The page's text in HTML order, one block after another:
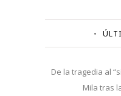
De la tragedia al
Mila tras